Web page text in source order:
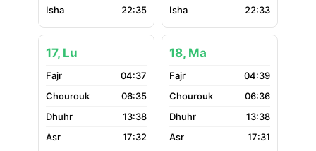
22:35 22:33
17, Lu
04:37
06:35
13:38
17:32
18, Ma
04:39
06:36
13:38
17:31